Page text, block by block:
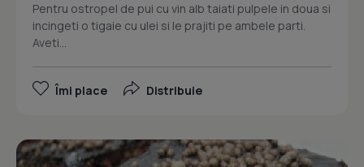
Pentru ostropel de pui cu vin alb taiati pulpele in doua si
incingeti o tigaie cu ulei si le prajiti pe ambele parti.
Aveti...
Îmi place Distribuie